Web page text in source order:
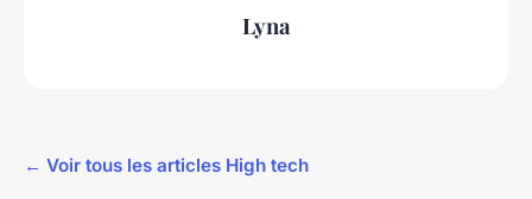
Lyna
← Voir tous les articles High tech